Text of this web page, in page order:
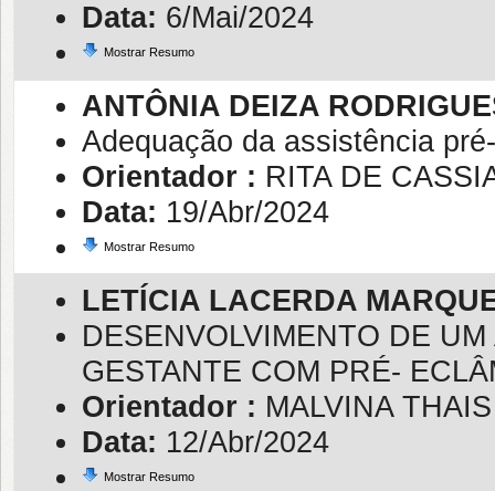
Data: 6/Mai/2024
Mostrar Resumo
ANTÔNIA DEIZA
Adequação da assistência
Orientador : RITA DE
Data: 19/Abr/2024
Mostrar Resumo
LETÍCIA LACERDA
DESENVOLVIMENTO DE
GESTANTE COM PRÉ-
Orientador : MALVINA
Data: 12/Abr/2024
Mostrar Resumo